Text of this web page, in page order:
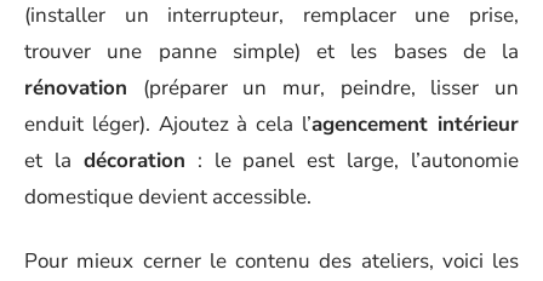
(installer un interrupteur, remplacer une prise,
trouver une panne simple) et les bases de la
rénovation (préparer un mur, peindre, lisser un
enduit léger). Ajoutez à cela l’agencement intérieur
et la décoration : le panel est large, l’autonomie
domestique devient accessible.
Pour mieux cerner le contenu des ateliers, voici les